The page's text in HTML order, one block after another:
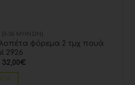
(0-36 ΜΗΝΏΝ)
φόρεμα 2 τμχ πουά
2926
32,00€